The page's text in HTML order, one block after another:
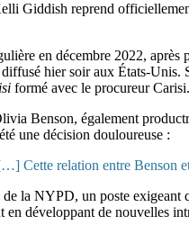
Giddish reprend
en décembre 2022,
hier soir aux États-
formé avec le procureur Carisi.
Benson, également
une décision douloureuse :
relation entre Benson
la NYPD, un poste
développant de nouvelles